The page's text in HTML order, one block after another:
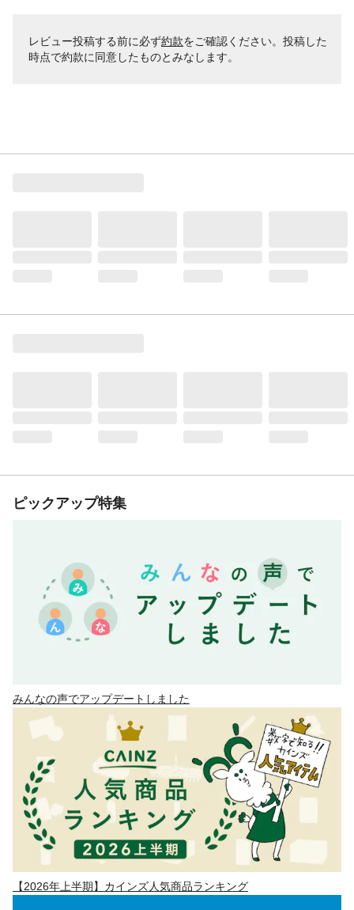
レビュー投稿する前に必ず約款をご確認ください。投稿した
時点で約款に同意したものとみなします。
ピックアップ特集
みんなの声でアップデートしました
【2026年上半期】カインズ人気商品ランキング